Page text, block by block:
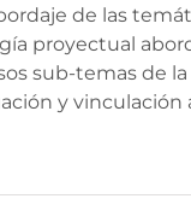
de las
proyectual
sub-temas de
y vinculación